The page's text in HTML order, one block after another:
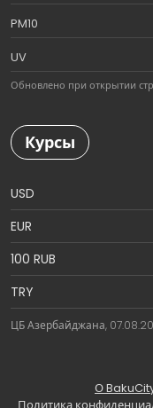
PM10
UV
Обновлено при открытии
Курсы
USD
EUR
100 RUB
TRY
ЦБ Азербайджана,
О